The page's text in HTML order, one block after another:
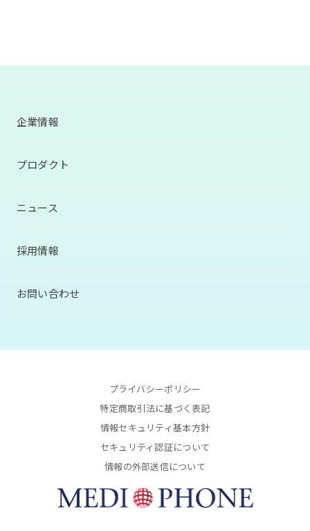
企業情報
プロダクト
ニュース
採用情報
お問い合わせ
プライバシーポリシー
特定商取引法に基づく表記
情報セキュリティ基本方針
セキュリティ認証について
情報の外部送信について